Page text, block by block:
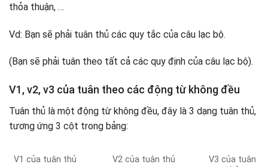
thỏa thuận, …
Vd: Bạn sẽ phải tuân thủ các quy tắc của câu lạc bộ.
(Bạn sẽ phải tuân theo tất cả các quy định của câu lạc bộ).
V1, v2, v3 của tuân theo các động từ không đều
Tuân thủ là một động từ không đều, đây là 3 dạng tuân thủ,
tương ứng 3 cột trong bảng:
V1 của tuân thủ
V2 của tuân thủ
V3 của tuân